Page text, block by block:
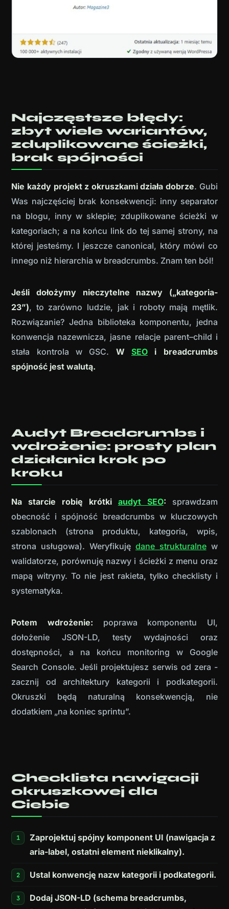
Najczęstsze błędy:
zbyt wiele wariantów,
zduplikowane ścieżki,
brak spójności
Nie każdy projekt z okruszkami działa dobrze. Gubi
Was najczęściej brak konsekwencji: inny separator
na blogu, inny w sklepie; zduplikowane ścieżki w
kategoriach; a na końcu link do tej samej strony, na
której jesteśmy. I jeszcze canonical, który mówi co
innego niż hierarchia w breadcrumbs. Znam ten ból!
Jeśli dołożymy nieczytelne nazwy („kategoria-
23”), to zarówno ludzie, jak i roboty mają mętlik.
Rozwiązanie? Jedna biblioteka komponentu, jedna
konwencja nazewnicza, jasne relacje parent–child i
stała kontrola w GSC. W SEOi breadcrumbs
spójność jest walutą.
Audyt Breadcrumbs i
wdrożenie: prosty plan
działania krok po
kroku
Na starcie robię krótki audyt SEO: sprawdzam
obecność i spójność breadcrumbs w kluczowych
szablonach (strona produktu, kategoria, wpis,
strona usługowa). Weryfikuję dane strukturalnew
walidatorze, porównuję nazwy i ścieżki z menu oraz
mapą witryny. To nie jest rakieta, tylko checklisty i
systematyka.
Potem wdrożenie: poprawa komponentu UI,
dołożenie JSON-LD, testy wydajności oraz
dostępności, a na końcu monitoring w Google
Search Console. Jeśli projektujesz serwis od zera -
zacznij od architektury kategorii i podkategorii.
Okruszki będą naturalną konsekwencją, nie
dodatkiem „na koniec sprintu”.
Checklista nawigacji
okruszkowej dla
Ciebie
Zaprojektuj spójny komponent UI (nawigacja z
aria-label, ostatni element nieklikalny).
Ustal konwencję nazw kategorii i podkategorii.
Dodaj JSON-LD (schema breadcrumbs,